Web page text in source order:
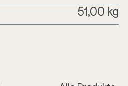
51,00 kg